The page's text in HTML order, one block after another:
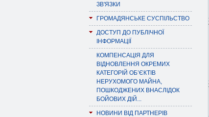
ЗВ'ЯЗКИ
ГРОМАДЯНСЬКЕ СУСПІЛЬСТВО
ДОСТУП ДО ПУБЛІЧНОЇ
ІНФОРМАЦІЇ
КОМПЕНСАЦІЯ ДЛЯ
ВІДНОВЛЕННЯ ОКРЕМИХ
КАТЕГОРІЙ ОБ’ЄКТІВ
НЕРУХОМОГО МАЙНА,
ПОШКОДЖЕНИХ ВНАСЛІДОК
БОЙОВИХ ДІЙ...
НОВИНИ ВІД ПАРТНЕРІВ